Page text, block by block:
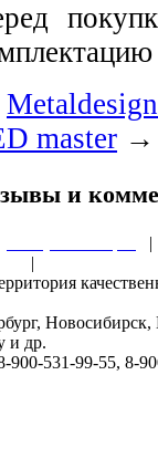
master →
и
|
и др.
531-99-55, 8-